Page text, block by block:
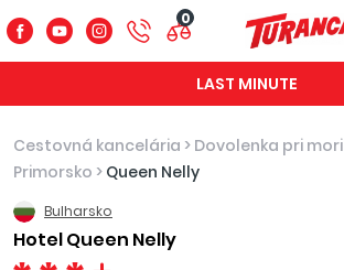
0
LAST MINUTE
Cestovná kancelária > Dovolenka pri mori
Primorsko > Queen Nelly
Bulharsko
Hotel Queen Nelly